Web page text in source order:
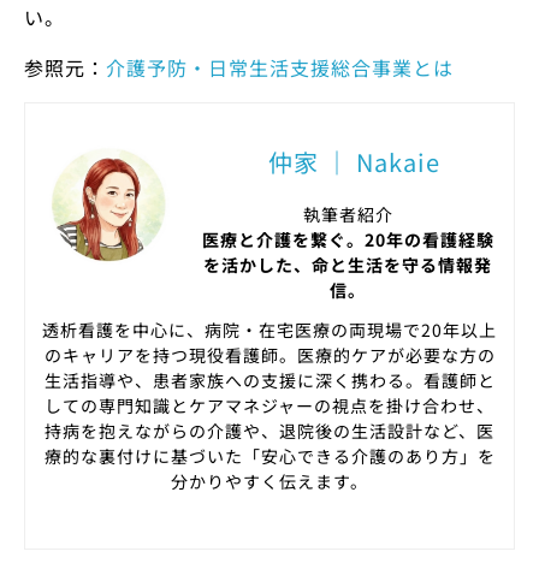
い。
参照元： 介護予防・日常生活支援総合事業とは
仲家 ｜ Nakaie
執筆者紹介
医療と介護を繋ぐ。20年の看護経験
を活かした、命と生活を守る情報発
信。
透析看護を中心に、病院・在宅医療の両現場で20年以上
のキャリアを持つ現役看護師。医療的ケアが必要な方の
生活指導や、患者家族への支援に深く携わる。看護師と
しての専門知識とケアマネジャーの視点を掛け合わせ、
持病を抱えながらの介護や、退院後の生活設計など、医
療的な裏付けに基づいた「安心できる介護のあり方」を
分かりやすく伝えます。